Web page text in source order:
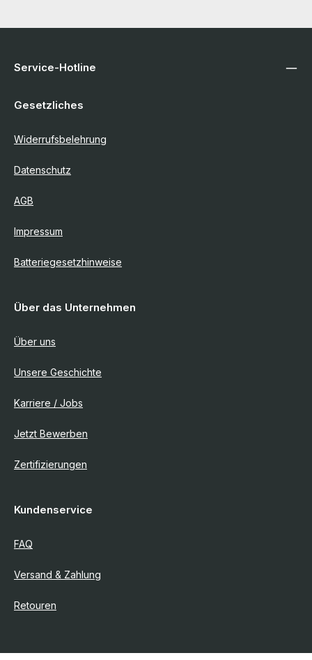
Service-Hotline
Gesetzliches
Widerrufsbelehrung
Datenschutz
AGB
Impressum
Batteriegesetzhinweise
Über das Unternehmen
Über uns
Unsere Geschichte
Karriere / Jobs
Jetzt Bewerben
Zertifizierungen
Kundenservice
FAQ
Versand & Zahlung
Retouren